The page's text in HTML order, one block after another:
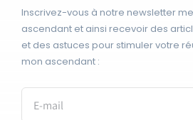
Inscrivez-vous à notre newsletter
ascendant et ainsi recevoir des
et des astuces pour stimuler votre
mon ascendant :